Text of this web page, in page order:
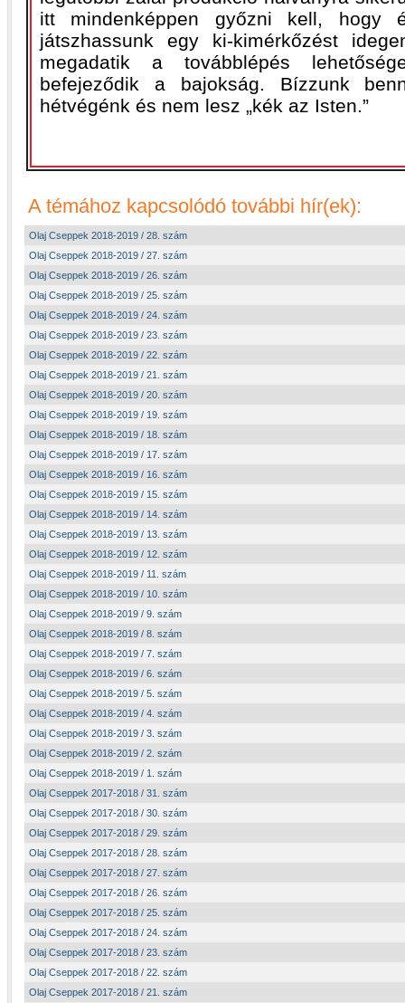
itt mindenképpen győzni kell, hogy
játszhassunk egy ki-kimérkőzést
megadatik a továbblépés
befejeződik a bajokság. Bízzunk
hétvégénk és nem lesz „kék az Isten.”
A témához kapcsolódó további hír(ek):
Olaj Cseppek 2018-2019 / 28. szám
Olaj Cseppek 2018-2019 / 27. szám
Olaj Cseppek 2018-2019 / 26. szám
Olaj Cseppek 2018-2019 / 25. szám
Olaj Cseppek 2018-2019 / 24. szám
Olaj Cseppek 2018-2019 / 23. szám
Olaj Cseppek 2018-2019 / 22. szám
Olaj Cseppek 2018-2019 / 21. szám
Olaj Cseppek 2018-2019 / 20. szám
Olaj Cseppek 2018-2019 / 19. szám
Olaj Cseppek 2018-2019 / 18. szám
Olaj Cseppek 2018-2019 / 17. szám
Olaj Cseppek 2018-2019 / 16. szám
Olaj Cseppek 2018-2019 / 15. szám
Olaj Cseppek 2018-2019 / 14. szám
Olaj Cseppek 2018-2019 / 13. szám
Olaj Cseppek 2018-2019 / 12. szám
Olaj Cseppek 2018-2019 / 11. szám
Olaj Cseppek 2018-2019 / 10. szám
Olaj Cseppek 2018-2019 / 9. szám
Olaj Cseppek 2018-2019 / 8. szám
Olaj Cseppek 2018-2019 / 7. szám
Olaj Cseppek 2018-2019 / 6. szám
Olaj Cseppek 2018-2019 / 5. szám
Olaj Cseppek 2018-2019 / 4. szám
Olaj Cseppek 2018-2019 / 3. szám
Olaj Cseppek 2018-2019 / 2. szám
Olaj Cseppek 2018-2019 / 1. szám
Olaj Cseppek 2017-2018 / 31. szám
Olaj Cseppek 2017-2018 / 30. szám
Olaj Cseppek 2017-2018 / 29. szám
Olaj Cseppek 2017-2018 / 28. szám
Olaj Cseppek 2017-2018 / 27. szám
Olaj Cseppek 2017-2018 / 26. szám
Olaj Cseppek 2017-2018 / 25. szám
Olaj Cseppek 2017-2018 / 24. szám
Olaj Cseppek 2017-2018 / 23. szám
Olaj Cseppek 2017-2018 / 22. szám
Olaj Cseppek 2017-2018 / 21. szám